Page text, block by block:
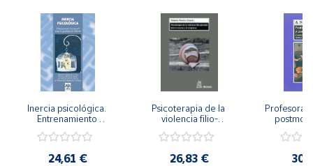
Inercia psicológica.
Entrenamiento
Igualdad de Género.
24,61 €
Psicoterapia de la
violencia filio-
secreto y la
26,83 €